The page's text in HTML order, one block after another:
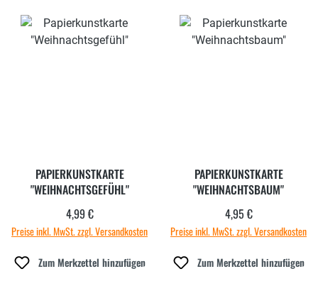
PAPIERKUNSTKARTE
"WEIHNACHTSGEFÜHL"
Regulärer Preis:
4,99 €
Preise inkl. MwSt. zzgl. Versandkosten
Zum Merkzettel hinzufügen
PAPIERKUNSTKARTE
"WEIHNACHTSBAUM"
Regulärer Preis:
4,95 €
Preise inkl. MwSt. zzgl. Versandkosten
Zum Merkzettel hinzufügen